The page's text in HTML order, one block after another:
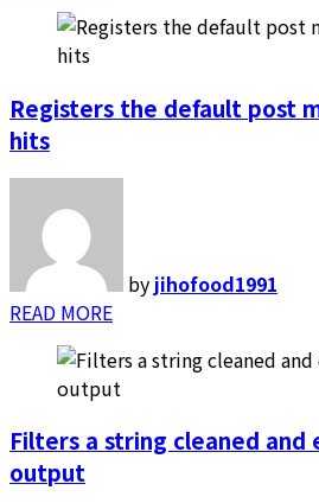
Registers the default post
hits
by jihofood1991
READ MORE
Filters a string cleaned and
output